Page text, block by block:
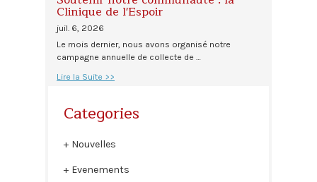
Clinique de l'Espoir
juil. 6, 2026
Le mois dernier, nous avons organisé notre
campagne annuelle de collecte de …
Lire la Suite >>
Categories
Nouvelles
Evenements